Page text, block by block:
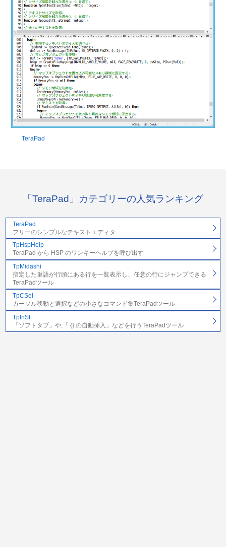
TeraPad
「TeraPad」カテゴリーの人気ランキング
TeraPad
フリーのシンプルなテキストエディタ
TpHspHelp
TeraPad から HSP のワンキーヘルプを呼び出す
TpMidashi
指定した単語が行頭にある行を一覧表示し、任意の行にジャンプできる
TeraPadツール
TpCSel
カーソル移動と選択などの小さなコマンド集TeraPadツール
TpInSt
「ソフトタブ」や,「 {} の自動挿入」などを行うTeraPadツール